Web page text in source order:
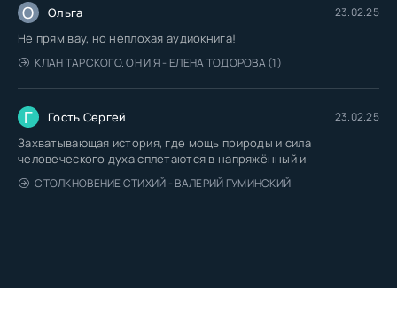
О Ольга 23.02.25
Не прям вау, но неплохая аудиокнига!
КЛАН ТАРСКОГО. ОН И Я - ЕЛЕНА ТОДОРОВА (1)
Г Гость Сергей 23.02.25
Захватывающая история, где мощь природы и сила
человеческого духа сплетаются в напряжённый и
СТОЛКНОВЕНИЕ СТИХИЙ - ВАЛЕРИЙ ГУМИНСКИЙ